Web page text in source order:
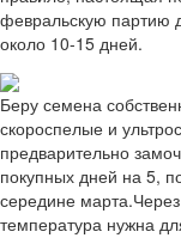
февральскую партию
около 10-15 дней.
Беру семена
скороспелые и
предварительно
покупных дней на 5,
середине
температура нужна